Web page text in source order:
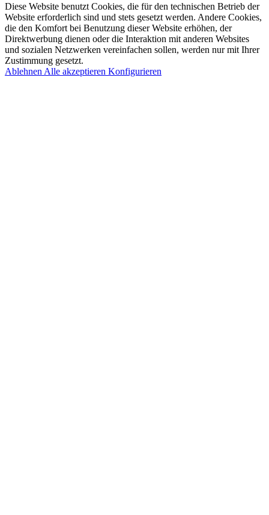
Diese Website benutzt Cookies, die für den technischen Betrieb der
Website erforderlich sind und stets gesetzt werden. Andere Cookies,
die den Komfort bei Benutzung dieser Website erhöhen, der
Direktwerbung dienen oder die Interaktion mit anderen Websites
und sozialen Netzwerken vereinfachen sollen, werden nur mit Ihrer
Zustimmung gesetzt.
Ablehnen Alle akzeptieren Konfigurieren